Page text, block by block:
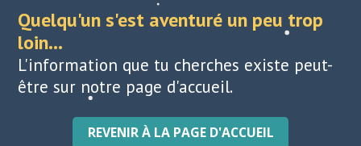
Quelqu'un s'est aventuré un peu trop
loin...
L'information que tu cherches existe peut-
être sur notre page d'accueil.
REVENIR À LA PAGE D'ACCUEIL